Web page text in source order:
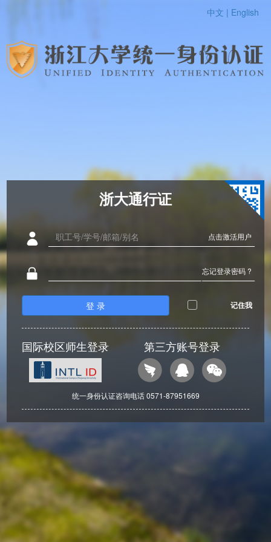
中文 | English
浙大通行证
点击激活用户
忘记登录密码 ?
登 录 记住我
国际校区师生登录 第三方账号登录
统一身份认证咨询电话 0571-87951669